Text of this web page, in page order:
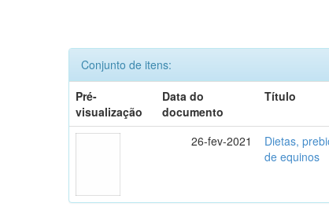
Conjunto de itens:
Pré-
visualização
Data do
documento
Título
26-fev-2021
Dietas,
de equinos